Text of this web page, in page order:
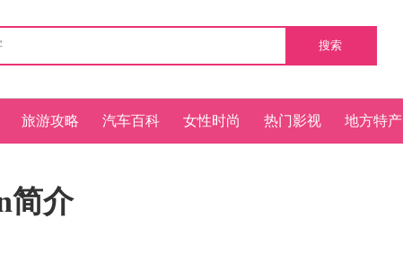
搜索
旅游攻略 汽车百科 女性时尚 热门影视 地方特产
简介